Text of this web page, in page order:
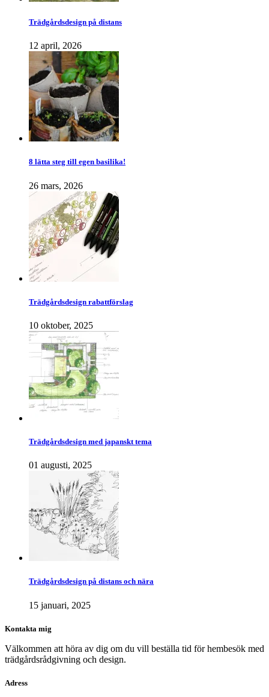
Trädgårdsdesign på distans
12 april, 2026
8 lätta steg till egen basilika!
26 mars, 2026
Trädgårdsdesign rabattförslag
10 oktober, 2025
Trädgårdsdesign med japanskt tema
01 augusti, 2025
Trädgårdsdesign på distans och nära
15 januari, 2025
Kontakta mig
Välkommen att höra av dig om du vill beställa tid för hembesök med
trädgårdsrådgivning och design.
Adress